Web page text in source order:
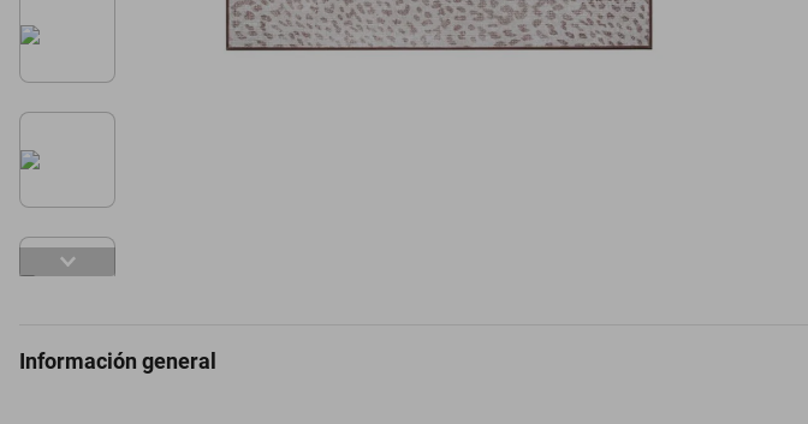
Información general